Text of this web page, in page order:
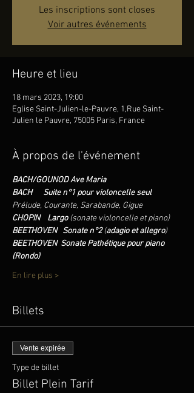
Les inscriptions sont closes
Voir autres événements
Heure et lieu
18 mars 2023, 19:00
Eglise Saint-Julien-le-Pauvre, 1,Rue Saint-
Julien le Pauvre, 75005 Paris, France
À propos de l'événement
BACH/GOUNOD Ave Maria
BACH
Suite n°1 pour violoncelle seul
Prélude, Courante, Sarabande, Gigue
CHOPIN    Largo (sonate violoncelle et piano)
BEETHOVEN   Sonate n°2 (adagio et allegro)
BEETHOVEN  Sonate Pathétique pour piano
(Rondo)
En lire plus >
Billets
Vente expirée
Type de billet
Billet Plein Tarif